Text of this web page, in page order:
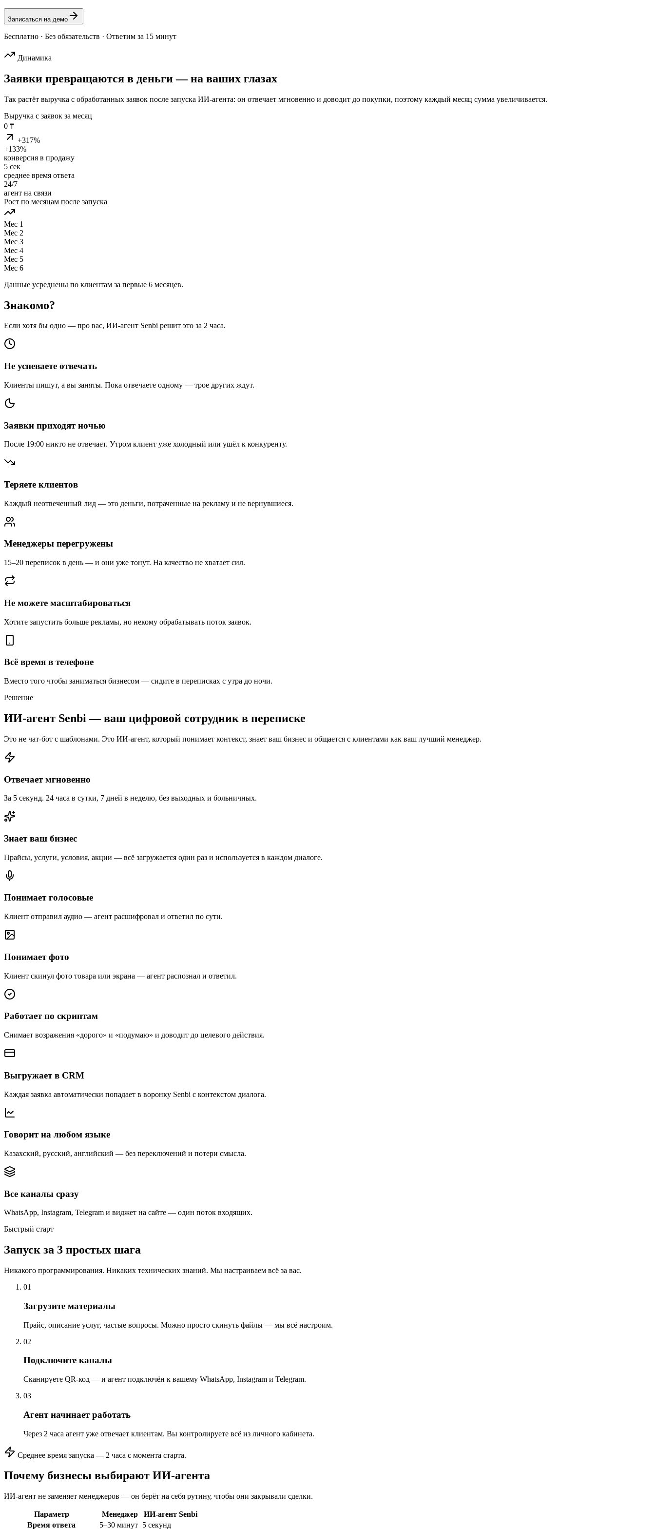
Записаться на демо
Бесплатно · Без обязательств · Ответим за 15 минут
Динамика
Заявки превращаются в деньги — на ваших глазах
Так растёт выручка с обработанных заявок после запуска ИИ-агента: он отвечает мгновенно и доводит до покупки, поэтому каждый месяц сумма увеличивается.
Выручка с заявок за месяц
0 ₸
+317%
+133%
конверсия в продажу
5 сек
среднее время ответа
24/7
агент на связи
Рост по месяцам после запуска
Мес 1
Мес 2
Мес 3
Мес 4
Мес 5
Мес 6
Данные усреднены по клиентам за первые 6 месяцев.
Знакомо?
Если хотя бы одно — про вас, ИИ-агент Senbi решит это за 2 часа.
Не успеваете отвечать
Клиенты пишут, а вы заняты. Пока отвечаете одному — трое других ждут.
Заявки приходят ночью
После 19:00 никто не отвечает. Утром клиент уже холодный или ушёл к конкуренту.
Теряете клиентов
Каждый неотвеченный лид — это деньги, потраченные на рекламу и не вернувшиеся.
Менеджеры перегружены
15–20 переписок в день — и они уже тонут. На качество не хватает сил.
Не можете масштабироваться
Хотите запустить больше рекламы, но некому обрабатывать поток заявок.
Всё время в телефоне
Вместо того чтобы заниматься бизнесом — сидите в переписках с утра до ночи.
Решение
ИИ-агент Senbi — ваш цифровой сотрудник в переписке
Это не чат-бот с шаблонами. Это ИИ-агент, который понимает контекст, знает ваш бизнес и общается с клиентами как ваш лучший менеджер.
Отвечает мгновенно
За 5 секунд. 24 часа в сутки, 7 дней в неделю, без выходных и больничных.
Знает ваш бизнес
Прайсы, услуги, условия, акции — всё загружается один раз и используется в каждом диалоге.
Понимает голосовые
Клиент отправил аудио — агент расшифровал и ответил по сути.
Понимает фото
Клиент скинул фото товара или экрана — агент распознал и ответил.
Работает по скриптам
Снимает возражения «дорого» и «подумаю» и доводит до целевого действия.
Выгружает в CRM
Каждая заявка автоматически попадает в воронку Senbi с контекстом диалога.
Говорит на любом языке
Казахский, русский, английский — без переключений и потери смысла.
Все каналы сразу
WhatsApp, Instagram, Telegram и виджет на сайте — один поток входящих.
Быстрый старт
Запуск за 3 простых шага
Никакого программирования. Никаких технических знаний. Мы настраиваем всё за вас.
01
Загрузите материалы
Прайс, описание услуг, частые вопросы. Можно просто скинуть файлы — мы всё настроим.
02
Подключите каналы
Сканируете QR-код — и агент подключён к вашему WhatsApp, Instagram и Telegram.
03
Агент начинает работать
Через 2 часа агент уже отвечает клиентам. Вы контролируете всё из личного кабинета.
Среднее время запуска — 2 часа с момента старта.
Почему бизнесы выбирают ИИ-агента
ИИ-агент не заменяет менеджеров — он берёт на себя рутину, чтобы они закрывали сделки.
Параметр Менеджер
ИИ-агент Senbi
Время ответа
5–30 минут 5 секунд